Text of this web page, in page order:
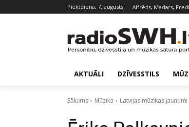
piektdiena, 7. augusts Alfrēds, Madars,
AKTUĀLI DZĪVESSTILS
Sākums Mūzika Latvijas mūzikas jaunumi